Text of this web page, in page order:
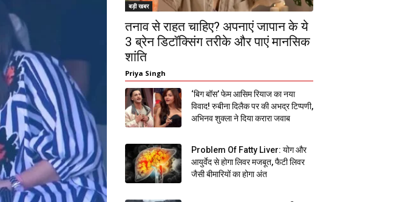
बड़ी खबर
तनाव से राहत चाहिए? अपनाएं जापान के ये
3 ब्रेन डिटॉक्सिंग तरीके और पाएं मानसिक
शांति
Priya Singh
‘बिग बॉस’ फेम आसिम रियाज का नया
विवाद! रुबीना दिलैक पर की अभद्र टिप्पणी,
अभिनव शुक्ला ने दिया करारा जवाब
Problem Of Fatty Liver: योग और
आयुर्वेद से होगा लिवर मजबूत, फैटी लिवर
जैसी बीमारियों का होगा अंत